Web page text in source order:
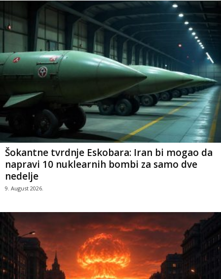
Šokantne tvrdnje Eskobara: Iran bi mogao da
napravi 10 nuklearnih bombi za samo dve
nedelje
9. August 2026.